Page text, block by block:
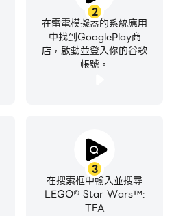
2
在雷電模擬器的系統應用
中找到GooglePlay商
店，啟動並登入你的谷歌
帳號。
3
在搜索框中輸入並搜尋
LEGO® Star Wars™:
TFA